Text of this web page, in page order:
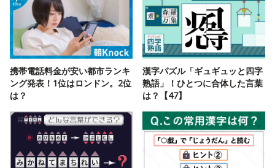
携帯電話料金が安い都市ランキ
ング発表！1位はロンドン。2位
は？
漢字パズル「ギュギュッと四字
熟語」！ひとつに合体した言葉
は？【47】